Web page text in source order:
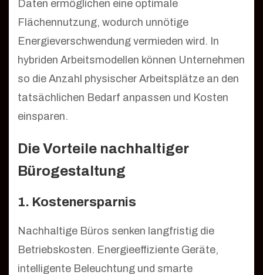
Daten ermöglichen eine optimale
Flächennutzung, wodurch unnötige
Energieverschwendung vermieden wird. In
hybriden Arbeitsmodellen können Unternehmen
so die Anzahl physischer Arbeitsplätze an den
tatsächlichen Bedarf anpassen und Kosten
einsparen.
Die Vorteile nachhaltiger
Bürogestaltung
1. Kostenersparnis
Nachhaltige Büros senken langfristig die
Betriebskosten. Energieeffiziente Geräte,
intelligente Beleuchtung und smarte